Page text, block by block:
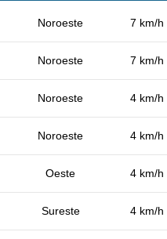
Noroeste 7 km/h
Noroeste 7 km/h
Noroeste 4 km/h
Noroeste 4 km/h
Oeste 4 km/h
Sureste 4 km/h